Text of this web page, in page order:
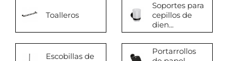
Toalleros
Soportes para
cepillos de
dien...
Escobillas de
Portarrollos